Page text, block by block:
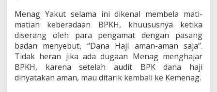
Menag Yakut selama ini dikenal membela mati-
matian keberadaan BPKH, khuususnya ketika
diserang oleh para pengamat dengan pasang
badan menyebut, “Dana Haji aman-aman saja”.
Tidak heran jika ada dugaan Menag menghajar
BPKH, karena setelah audit BPK dana haji
dinyatakan aman, mau ditarik kembali ke Kemenag.